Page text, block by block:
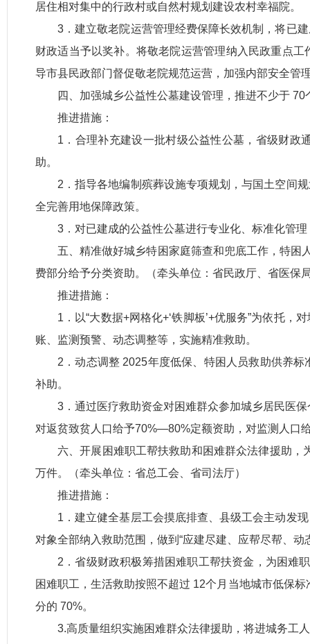
居住相对集中的行政村或自然村规划建设农村幸福院。
3．建立敬老院运营管理经费保障长效机制，将已
财政适当予以奖补。将敬老院运营管理纳入民政重点
导市县民政部门督促敬老院规范运营，加强内部安全管
四、加强城乡公益性公墓建设管理，推进不少于
推进措施：
1．合理补充建设一批村级公益性公墓，省级财政
助。
2．指导各地编制殡葬设施专项规划，与国土空间
全完善用地保障政策。
3．对已建成的公益性公墓进行专业化、标准化管
五、精准做好城乡特困家庭筛查和兜底工作，特困
费部分给予分类资助。（牵头单位：省民政厅、省医保
推进措施：
1．以“大数据+网格化+‘铁脚板’+优服务”为依托
账、监测预警、动态调整等，实施精准救助。
2．动态调整 2025年度低保、特困人员救助供养
补助。
3．通过医疗救助资金对困难群众参加城乡居民医
对返贫致贫人口给予70%—80%定额资助，对监测人口
六、开展困难职工帮扶救助和困难群众法律援助
万件。（牵头单位：省总工会、省司法厅）
推进措施：
1．建立健全基层工会摸底排查、县级工会主动发
对象全部纳入救助范围，做到“应建尽建、应帮尽帮、动
2．省级财政积极筹措困难职工帮扶资金，为困难
困难职工，生活救助按照不超过 12个月当地城市低保
分的 70%。
3.高质量组织实施困难群众法律援助，将进城务工